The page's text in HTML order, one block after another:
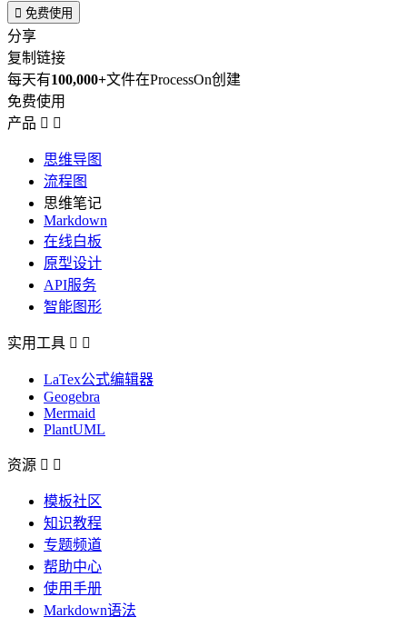
 免费使用
分享
复制链接
每天有100,000+文件在ProcessOn创建
免费使用
产品  
思维导图
流程图
思维笔记
Markdown
在线白板
原型设计
API服务
智能图形
实用工具  
LaTex公式编辑器
Geogebra
Mermaid
PlantUML
资源  
模板社区
知识教程
专题频道
帮助中心
使用手册
Markdown语法